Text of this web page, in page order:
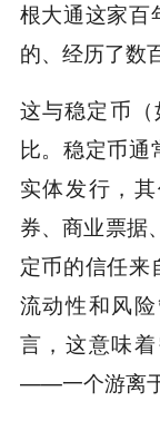
根大通这家百
的、经历了数
这与稳定币
比。稳定币通
实体发行，
券、商业票据
定币的信任来
流动性和风
言，这意味
——一个游离于